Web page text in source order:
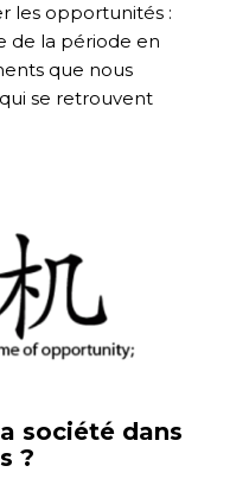
les opportunités :
de la période en
que nous
se retrouvent
société dans
?